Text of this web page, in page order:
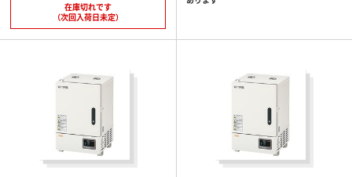
在庫切れです
（次回入荷日未定）